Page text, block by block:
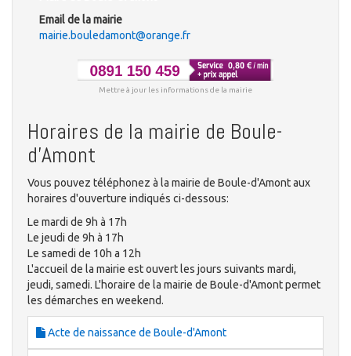
Email de la mairie
mairie.bouledamont@orange.fr
Mettre à jour les informations de la mairie
Horaires de la mairie de Boule-
d'Amont
Vous pouvez téléphonez à la mairie de Boule-d'Amont aux
horaires d'ouverture indiqués ci-dessous:
Le mardi de 9h à 17h
Le jeudi de 9h à 17h
Le samedi de 10h a 12h
L'accueil de la mairie est ouvert les jours suivants mardi,
jeudi, samedi. L'horaire de la mairie de Boule-d'Amont permet
les démarches en weekend.
Acte de naissance de Boule-d'Amont